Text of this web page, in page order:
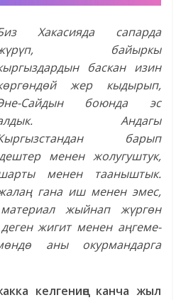
Хакасияда сапарда
байыркы
баскан изин
жер кыдырып,
Сайдын боюнда эс
Андагы
барып
менен жолугуштук,
менен тааныштык.
гана иш менен эмес,
жыйнап жүргөн
жигит менен аңгеме-
аны окурмандарга
келгениңе канча жыл